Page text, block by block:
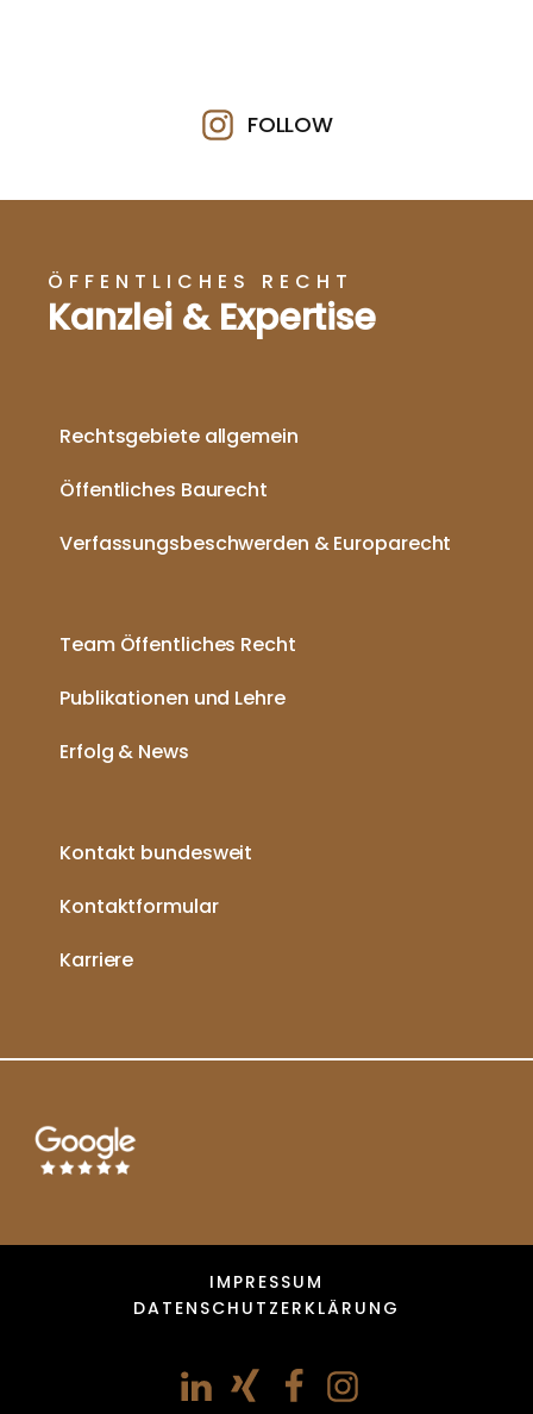
FOLLOW
ÖFFENTLICHES RECHT
Kanzlei & Expertise
Rechtsgebiete allgemein
Öffentliches Baurecht
Verfassungsbeschwerden & Europarecht
Team Öffentliches Recht
Publikationen und Lehre
Erfolg & News
Kontakt bundesweit
Kontaktformular
Karriere
IMPRESSUM
DATENSCHUTZERKLÄRUNG